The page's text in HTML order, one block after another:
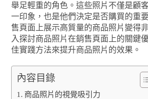
舉足輕重的角色。這些照片不僅是顧
一印象，也是他們決定是否購買的重
售頁面上展示高質量的商品照片變得
入探討商品照片在銷售頁面上的關鍵
佳實踐方法來提升商品照片的效果。
內容目錄
商品照片的視覺吸引力